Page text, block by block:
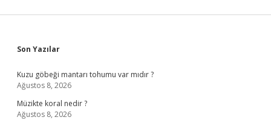
Sidebar
Son Yazılar
Kuzu göbeği mantarı tohumu var mıdır ?
Ağustos 8, 2026
Müzikte koral nedir ?
Ağustos 8, 2026